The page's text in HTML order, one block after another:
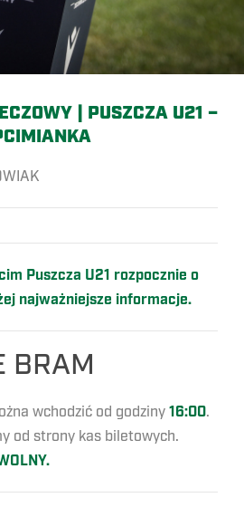
| PUSZCZA U21 –
Puszcza U21 rozpocznie o
najważniejsze informacje.
BRAM
wchodzić od godziny 16:00.
od strony kas biletowych.